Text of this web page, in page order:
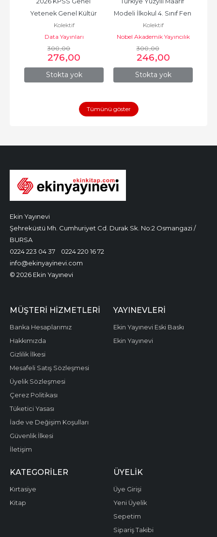
Stokta yok
Yetenek Genel Kültür
Tamamı Çözümlü 8
Deneme Sınavı
Kolektif
Data Yayınları
300,00
276,00
Stokta yok
Modeli İlkokul 4. Sınıf Fen
Bilimleri Dersi...
Kolektif
Nobel Akademik Yayıncılık
300,00
246,00
Tümünü göster
Ekin Yayınevi
Şehreküstü Mh. Cumhuriyet Cd. Durak Sk. No:2 Osmangazi /
BURSA
0224 223 04 37
0224 220 16 72
info@ekinyayinevi.com
© 2026 Ekin Yayınevi
MÜŞTERI HIZMETLERI
Banka Hesaplarımız
Hakkımızda
Gizlilik İlkesi
Mesafeli Satış Sözleşmesi
Üyelik Sözleşmesi
Çerez Politikası
Tüketici Yasası
İade ve Değişim Koşulları
Güvenlik İlkesi
İletişim
YAYINEVLERI
Ekin Yayınevi Eski Baskı
Ekin Yayınevi
KATEGORILER
Kırtasiye
Kitap
ÜYELIK
Üye Girişi
Yeni Üyelik
Sepetim
Sipariş Takibi